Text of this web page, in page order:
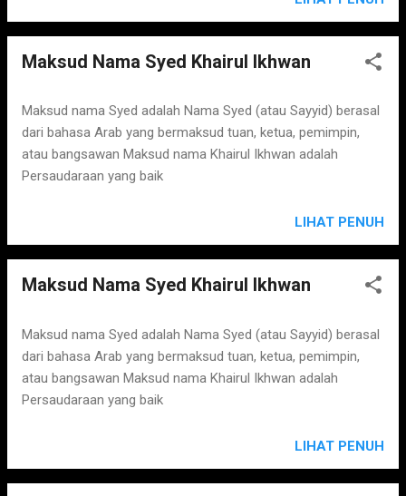
Maksud Nama Syed Khairul Ikhwan
Maksud nama Syed adalah Nama Syed (atau Sayyid) berasal
dari bahasa Arab yang bermaksud tuan, ketua, pemimpin,
atau bangsawan Maksud nama Khairul Ikhwan adalah
Persaudaraan yang baik
LIHAT PENUH
Maksud Nama Syed Khairul Ikhwan
Maksud nama Syed adalah Nama Syed (atau Sayyid) berasal
dari bahasa Arab yang bermaksud tuan, ketua, pemimpin,
atau bangsawan Maksud nama Khairul Ikhwan adalah
Persaudaraan yang baik
LIHAT PENUH